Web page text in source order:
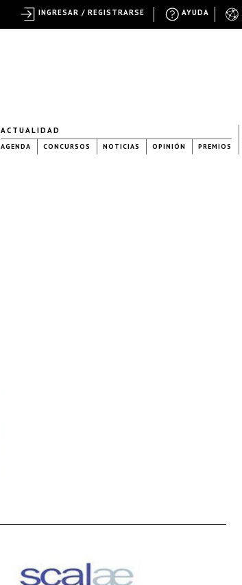
ACTUALIDAD
AGENDA CONCURSOS NOTICIAS OPINIÓN PREMIOS
AYUDA
INGRESAR / REGISTRARSE